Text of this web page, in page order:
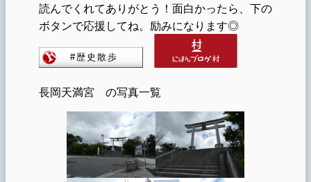
読んでくれてありがとう！面白かったら、下の
ボタンで応援してね。励みになります◎
長岡天満宮 の写真一覧